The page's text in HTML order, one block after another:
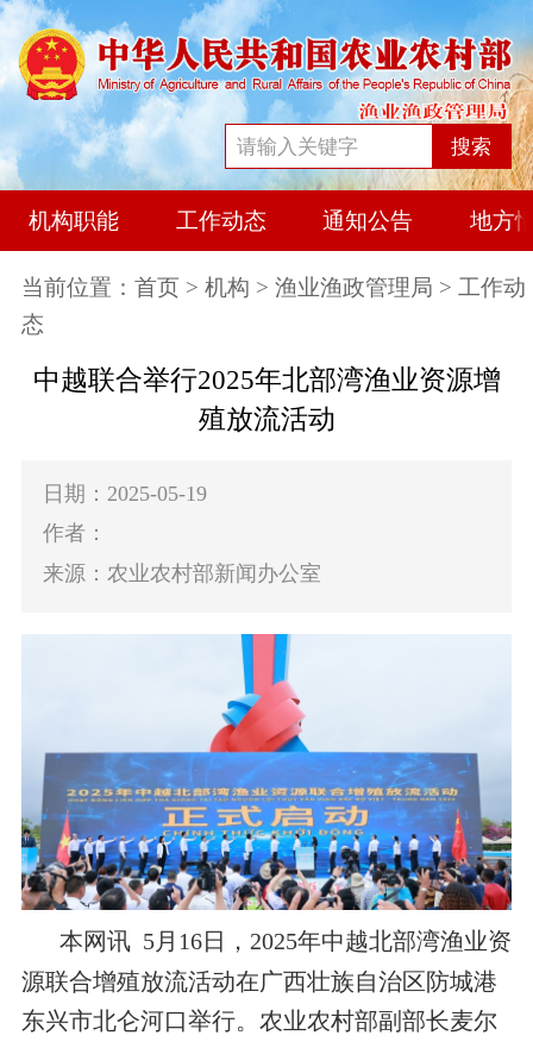
搜索
机构职能 工作动态 通知公告 地方
当前位置： 首页 > 机构 > 渔业渔政管理局 > 工作动
态
中越联合举行2025年北部湾渔业资源增
殖放流活动
日期：2025-05-19
作者：
来源：农业农村部新闻办公室
本网讯 5月16日，2025年中越北部湾渔业资
源联合增殖放流活动在广西壮族自治区防城港
东兴市北仑河口举行。农业农村部副部长麦尔